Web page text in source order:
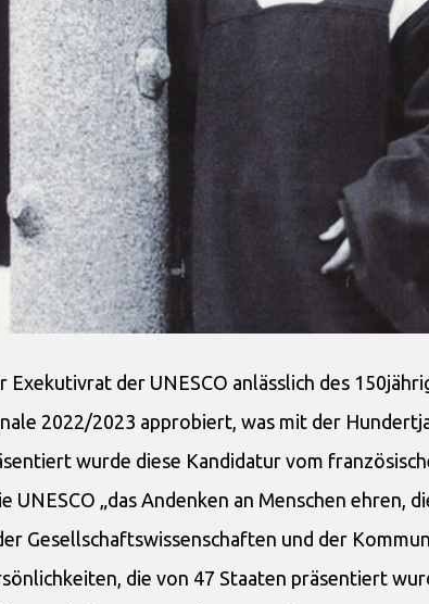
Exekutivrat der UNESCO anlässlich des
2022/2023 approbiert, was mit der
wurde diese Kandidatur vom
UNESCO „das Andenken an Menschen ehren,
Gesellschaftswissenschaften und der
die von 47 Staaten präsentiert